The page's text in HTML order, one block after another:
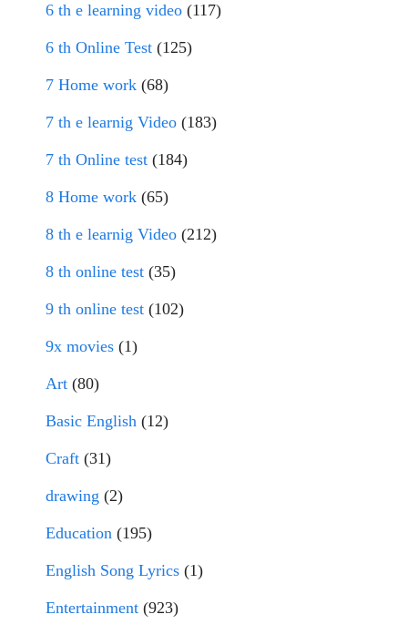
6 th e learning video (117)
6 th Online Test (125)
7 Home work (68)
7 th e learnig Video (183)
7 th Online test (184)
8 Home work (65)
8 th e learnig Video (212)
8 th online test (35)
9 th online test (102)
9x movies (1)
Art (80)
Basic English (12)
Craft (31)
drawing (2)
Education (195)
English Song Lyrics (1)
Entertainment (923)